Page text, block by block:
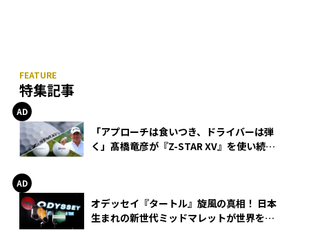
特集記事
「アプローチは食いつき、ドライバーは弾
く」髙橋竜彦が『Z-STAR XV』を使い続け
オデッセイ『タートル』旋風の真相！ 日本
生まれの新世代ミッドマレットが世界を席